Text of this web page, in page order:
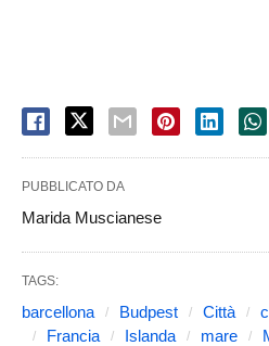
PUBBLICATO DA
Marida Muscianese
TAGS:
barcellona Budpest Città
Francia
Islanda mare